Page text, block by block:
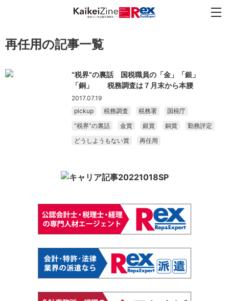
再任用の記事一覧
“税界”の裏話 国税職員の「金」「銀」
「銅」 税務調査は７月末から本腰
2017.07.19
pickup
税務調査 税務署
国税庁
“税界”の裏話
金賞 銀賞 銅賞
勤務評定
どうしようもない賞
再任用